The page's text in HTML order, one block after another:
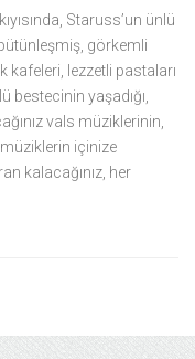
Staruss’un ünlü
görkemli
kafeleri, lezzetli pastaları
yaşadığı,
vals müziklerinin,
içinize
kalacağınız, her